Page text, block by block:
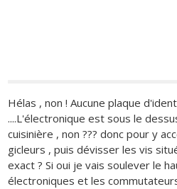
Hélas , non ! Aucune plaque
....L'électronique est sous le
cuisinière , non ??? donc pour y
gicleurs , puis dévisser les vis
exact ? Si oui je vais soulever le
électroniques et les